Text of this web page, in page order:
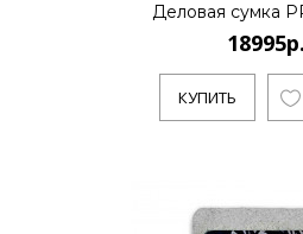
Деловая сумка
18995р.
КУПИТЬ